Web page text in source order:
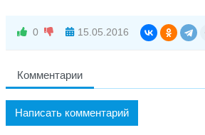
0 15.05.2016
Комментарии
Написать комментарий